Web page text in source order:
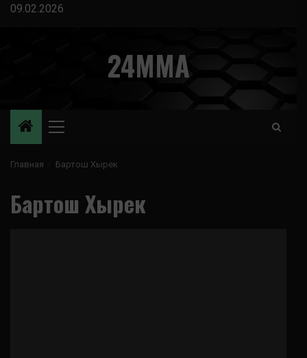
Перейти
09.02.2026
24MMA
Основное
Главная Бартош Хырек
Бартош Хырек